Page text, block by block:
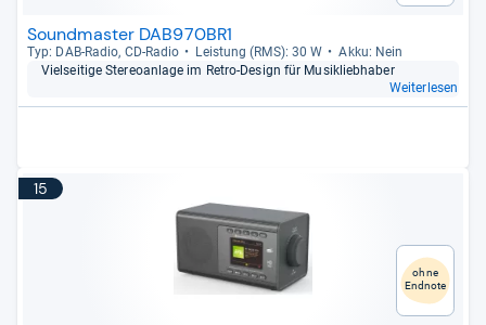
Soundmaster DAB970BR1
Typ: DAB-​Radio, CD-​Radio Leis­tung (RMS): 30 W
Akku: Nein
Viel­sei­tige Ste­reo­an­lage im Retro-​Design für Musik­lieb­ha­ber
Weiterlesen
15
ohne
Endnote